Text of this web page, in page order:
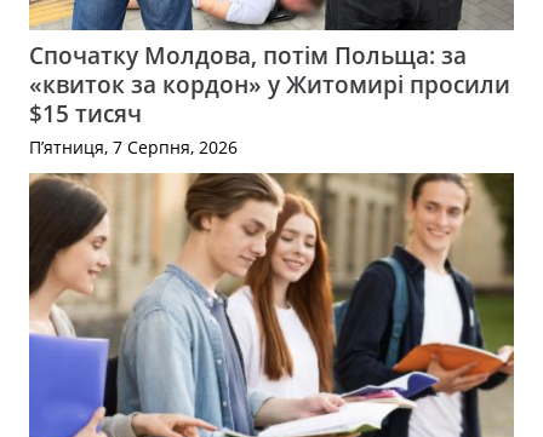
Спочатку Молдова, потім Польща: за
«квиток за кордон» у Житомирі просили
$15 тисяч
П’ятниця, 7 Серпня, 2026